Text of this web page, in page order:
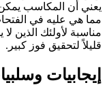
يعني أن المكاسب يمكن
مما هي عليه في
مناسبة لأولئك الذين
قليلاً لتحقيق فوز كبير.
إيجابيات